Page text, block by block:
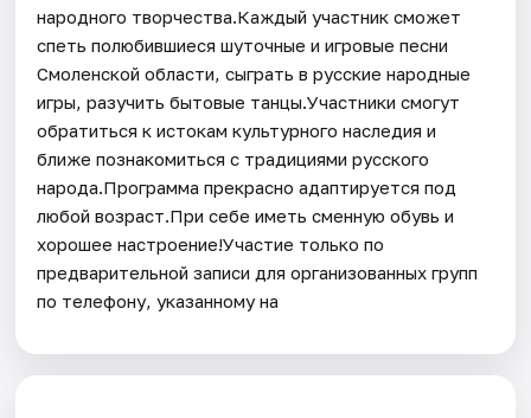
народного творчества.Каждый участник сможет
спеть полюбившиеся шуточные и игровые песни
Смоленской области, сыграть в русские народные
игры, разучить бытовые танцы.Участники смогут
обратиться к истокам культурного наследия и
ближе познакомиться с традициями русского
народа.Программа прекрасно адаптируется под
любой возраст.При себе иметь сменную обувь и
хорошее настроение!Участие только по
предварительной записи для организованных групп
по телефону, указанному на